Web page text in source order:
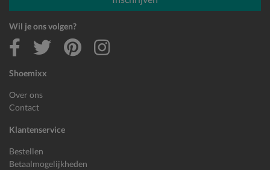
Shoemixx
Over ons
Contact
Klantenservice
Bestellen
Betaalmogelijkheden
Wil je ons volgen?